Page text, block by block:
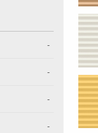
-
-
-
-